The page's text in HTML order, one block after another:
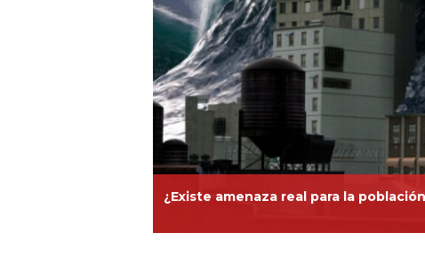
¿Existe amenaza real para la